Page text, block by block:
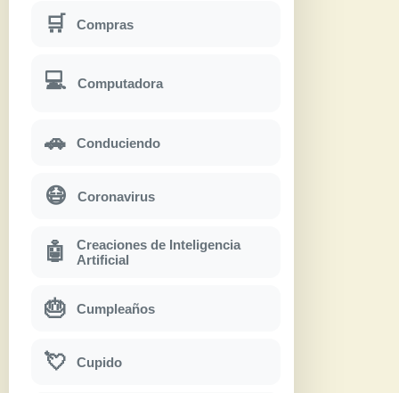
🛒 Compras
💻 Computadora
🚗 Conduciendo
😷 Coronavirus
🤖
Creaciones de Inteligencia
Artificial
🎂 Cumpleaños
💘 Cupido